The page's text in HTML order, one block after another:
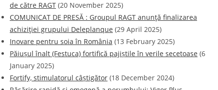
de către RAGT (20 November 2025)
COMUNICAT DE PRESĂ : Groupul RAGT anunţă finalizarea
achiziţiei grupului Deleplanque (29 April 2025)
Inovare pentru soia în România (13 February 2025)
Păiușul înalt (Festuca) fortifică pajiștile în verile secetoase (6
January 2025)
Fortify, stimulatorul câștigător (18 December 2024)